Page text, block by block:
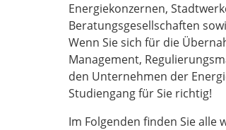
Energiekonzernen,
Beratungsgesellschaften
Wenn Sie sich für die
Management,
den Unternehmen der
Studiengang für Sie richtig!
Im Folgenden finden Sie